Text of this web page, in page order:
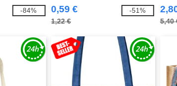
-84%
Beutel
0,59 €
1,22 €
-51%
5,40